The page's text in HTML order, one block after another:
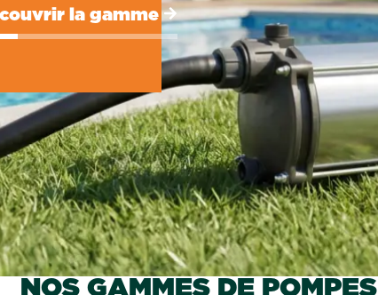
la gamme
NOS GAMMES DE POMPES